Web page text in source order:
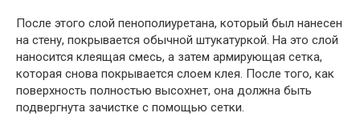
После этого слой пенополиуретана, который был нанесен
на стену, покрывается обычной штукатуркой. На это слой
наносится клеящая смесь, а затем армирующая сетка,
которая снова покрывается слоем клея. После того, как
поверхность полностью высохнет, она должна быть
подвергнута зачистке с помощью сетки.